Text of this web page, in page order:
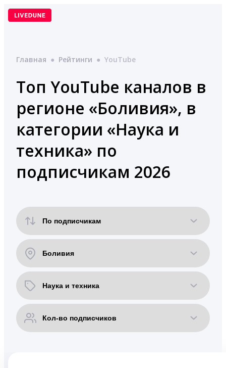
Перейти
Главная ● Рейтинги ● YouTube
Топ YouTube каналов в
регионе «Боливия», в
категории «Наука и
техника» по
подписчикам 2026